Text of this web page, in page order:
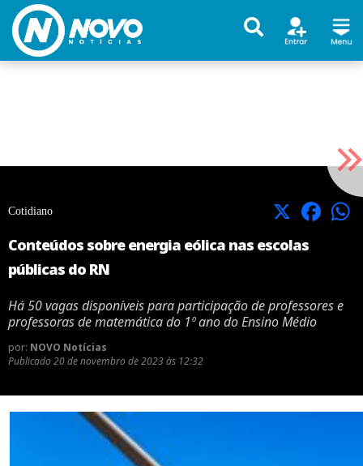
Cotidiano X Facebook
Conteúdos sobre energia eólica nas escolas
públicas do RN
Há 50 vagas disponíveis para participação de professores e
professoras de matemática do 1º ano do Ensino Médio
por: NOVO Notícias
Publicado 20 de novembro de 2023 às 12:32